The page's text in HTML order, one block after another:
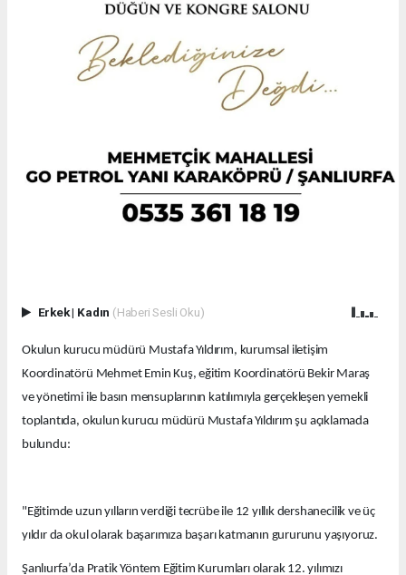
Erkek| Kadın (Haberi Sesli Oku)
Okulun kurucu müdürü Mustafa Yıldırım, kurumsal iletişim
Koordinatörü Mehmet Emin Kuş, eğitim Koordinatörü Bekir Maraş
ve yönetimi ile basın mensuplarının katılımıyla gerçekleşen yemekli
toplantıda, okulun kurucu müdürü Mustafa Yıldırım şu açıklamada
bulundu:
"Eğitimde uzun yılların verdiği tecrübe ile 12 yıllık dershanecilik ve üç
yıldır da okul olarak başarımıza başarı katmanın gururunu yaşıyoruz.
Şanlıurfa’da Pratik Yöntem Eğitim Kurumları olarak 12. yılımızı